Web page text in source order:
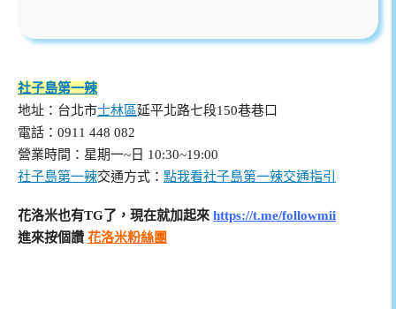
社子島第一辣
地址：台北市士林區延平北路七段150巷巷口
電話：0911 448 082
營業時間：星期一~日 10:30~19:00
社子島第一辣交通方式： 點我看社子島第一辣交通指引
花洛米也有TG了，現在就加起來 https://t.me/followmii
進來按個讚 花洛米粉絲團